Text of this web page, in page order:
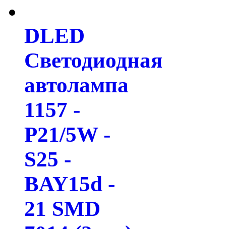
DLED
Светодиодная
автолампа
1157 -
P21/5W -
S25 -
BAY15d -
21 SMD